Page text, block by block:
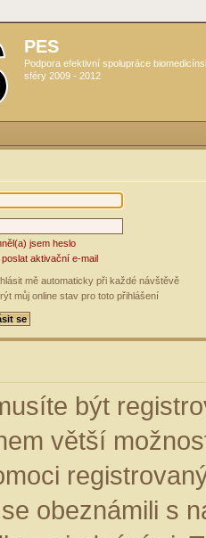
PES
Podpora efektivní spolupráce
sféry 2009 - 2012
jsem heslo
aktivační e-mail
mě automaticky při každé návštěvě
můj online stav pro toto přihlášení
být
větší
obeznámili s